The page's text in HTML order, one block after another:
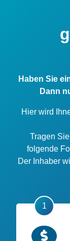
Haben Sie
Dann
Hier wird
Tragen
folgende
Der Inhaber